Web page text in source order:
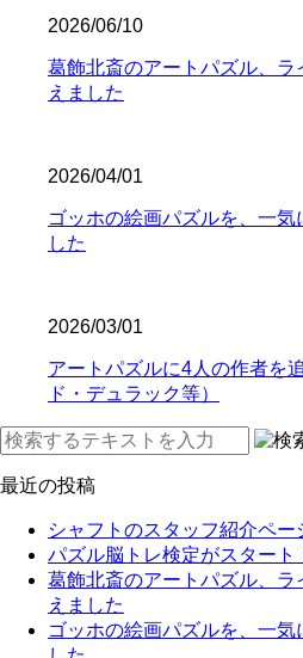
2026/06/10
葛飾北斎のアートパズル、
えました
2026/04/01
ゴッホの絵画パズルを、一
した
2026/03/01
アートパズルに4人の作者を
ド・デュラック等）
最近の投稿
シャフトのスタッフ紹介ペ
パズル脳トレ検定がスタート
葛飾北斎のアートパズル、
えました
ゴッホの絵画パズルを、一